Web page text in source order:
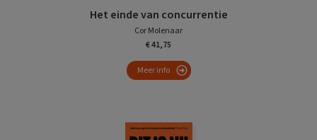
Het einde van concurrentie
Cor Molenaar
€ 41,75
Meer info